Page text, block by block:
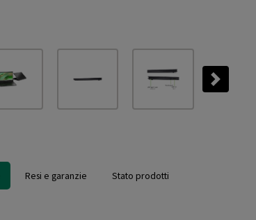
Next
Resi e garanzie Stato prodotti